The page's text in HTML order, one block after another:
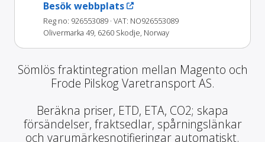
Besök webbplats
Reg no: 926553089 · VAT: NO926553089
Olivermarka 49, 6260 Skodje, Norway
Sömlös fraktintegration mellan Magento och
Frode Pilskog Varetransport AS.
Beräkna priser, ETD, ETA, CO2; skapa
försändelser, fraktsedlar, spårningslänkar
och varumärkesnotifieringar automatiskt.